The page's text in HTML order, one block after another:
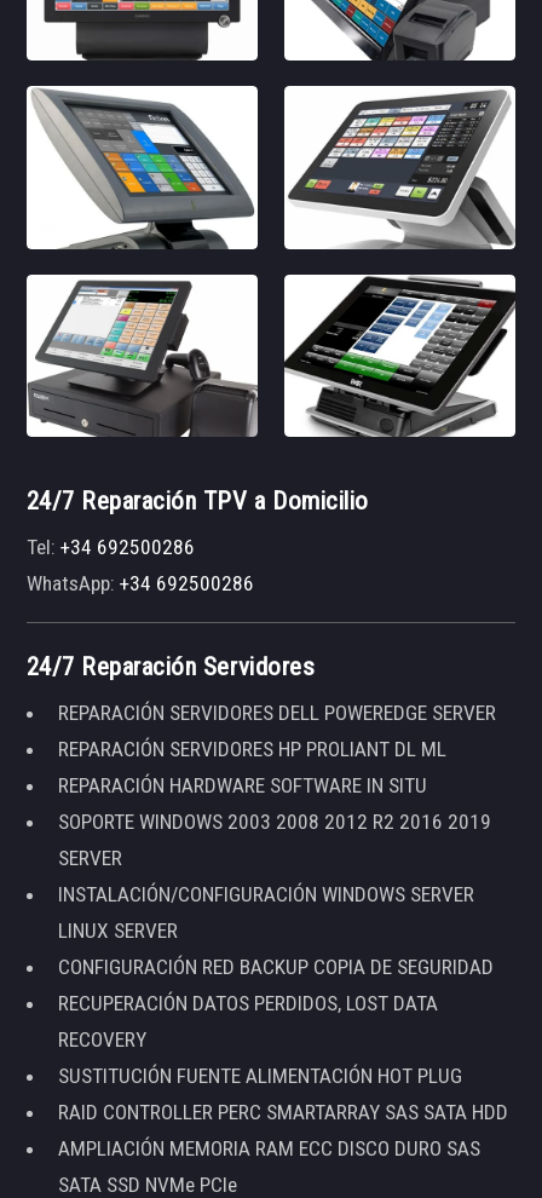
24/7 Reparación TPV a Domicilio
Tel:+34 692500286
WhatsApp:+34 692500286
24/7 Reparación Servidores
REPARACIÓN SERVIDORES DELL POWEREDGE SERVER
REPARACIÓN SERVIDORES HP PROLIANT DL ML
REPARACIÓN HARDWARE SOFTWARE IN SITU
SOPORTE WINDOWS 2003 2008 2012 R2 2016 2019
SERVER
INSTALACIÓN/CONFIGURACIÓN WINDOWS SERVER
LINUX SERVER
CONFIGURACIÓN RED BACKUP COPIA DE SEGURIDAD
RECUPERACIÓN DATOS PERDIDOS, LOST DATA
RECOVERY
SUSTITUCIÓN FUENTE ALIMENTACIÓN HOT PLUG
RAID CONTROLLER PERC SMARTARRAY SAS SATA HDD
AMPLIACIÓN MEMORIA RAM ECC DISCO DURO SAS
SATA SSD NVMe PCIe